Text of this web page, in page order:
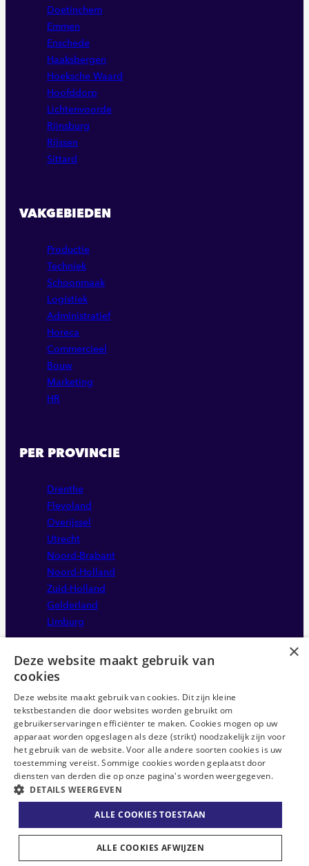
Doetinchem
Emmen
Enschede
Haaksbergen
Hoeksche Waard
Hoofddorp
Lichtenvoorde
Rijnsburg
Rijssen
Sittard
VAKGEBIEDEN
Productie
Techniek
Schoonmaak
Logistiek
Administratief
Horeca
Commercieel
Bouw
Marketing
HR
PER PROVINCIE
Drenthe
Flevoland
Overijssel
Utrecht
Noord-Brabant
Noord-Holland
Zuid-Holland
Gelderland
Limburg
Disclaimer
Sitemap
Privacystatement
Anti-discriminatie statement
×
Deze website maakt gebruik van
cookies
Deze website maakt gebruik van cookies. Dit zijn kleine
tekstbestanden die door websites worden gebruikt om
gebruikerservaringen efficiënter te maken. Cookies mogen op uw
apparaat worden opgeslagen als deze (strikt) noodzakelijk zijn voor
het gebruik van de website. Voor alle andere soorten cookies is uw
toestemming vereist. Sommige cookies worden geplaatst door
diensten van derden die op onze pagina's worden weergegeven.
DETAILS WEERGEVEN
ALLE COOKIES TOESTAAN
ALLE COOKIES AFWIJZEN